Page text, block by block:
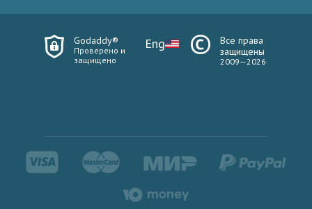
Godaddy®
Проверено и
защищено
Eng
Все права
защищены
2009—2026